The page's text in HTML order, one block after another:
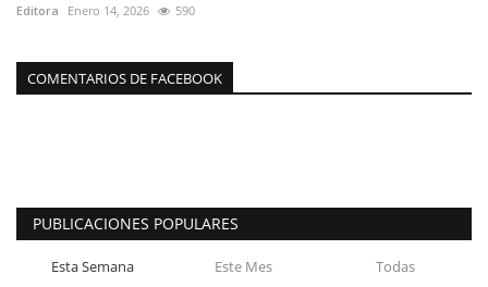
Editora Enero 14, 2026 590
COMENTARIOS DE FACEBOOK
PUBLICACIONES POPULARES
Esta Semana Este Mes Todas